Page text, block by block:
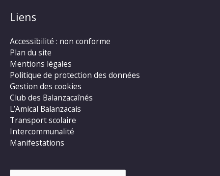
Liens
Accessibilité : non conforme
Plan du site
Mentions légales
Politique de protection des données
Gestion des cookies
Club des Balanzacaînés
L’Amical Balanzacais
Transport scolaire
Intercommunalité
Manifestations